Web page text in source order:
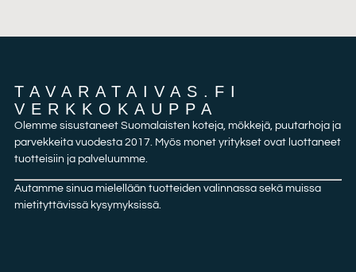
TAVARATAIVAS.FI
VERKKOKAUPPA
Olemme sisustaneet Suomalaisten koteja, mökkejä, puutarhoja ja
parvekkeita vuodesta 2017. Myös monet yritykset ovat luottaneet
tuotteisiin ja palveluumme.
Autamme sinua mielellään tuotteiden valinnassa sekä muissa
mietityttävissä kysymyksissä.